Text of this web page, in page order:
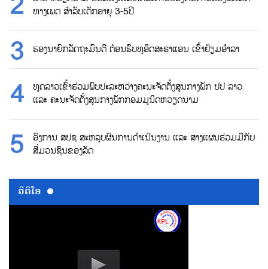
ທາງເພດ ສຳລັບເດັກອາຍຸ 3-5ປີ
ຮອງນາຍົກລັດຖະມົນຕີ ຕ້ອນຮົບທູອິດສະຣາແອນ ເຂົ້າຢ້ຽມອຳລາ
ທູດລາວເຂົ້າຮ່ວມພົບປະລະຫວ່າງຄະນະຈັດຕັ້ງສູນກາງພັກ ປປ ລາວ
ແລະ ຄະນະຈັດຕັ້ງສູນກາງພັກກອມມູນິດຫວຽດນາມ
ອົງການ ສປຊ ສະຫລຸບຜົນການດຳເນີນງານ ແລະ ສາງແຜນຮ່ວມມືກັບ
ສື່ມວນຊົນຂອງລັດ
ວີດີໂອ